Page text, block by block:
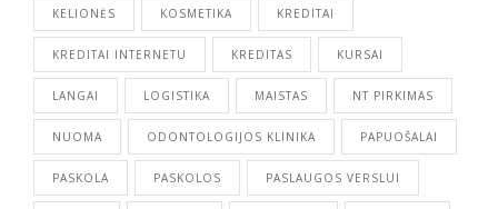
KELIONĖS KOSMETIKA KREDITAI
KREDITAI INTERNETU KREDITAS KURSAI
LANGAI LOGISTIKA MAISTAS NT PIRKIMAS
NUOMA ODONTOLOGIJOS KLINIKA PAPUOŠALAI
PASKOLA PASKOLOS PASLAUGOS VERSLUI